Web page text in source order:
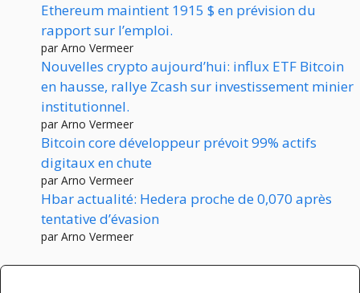
Ethereum maintient 1915 $ en prévision du
rapport sur l’emploi.
par Arno Vermeer
Nouvelles crypto aujourd’hui: influx ETF Bitcoin
en hausse, rallye Zcash sur investissement minier
institutionnel.
par Arno Vermeer
Bitcoin core développeur prévoit 99% actifs
digitaux en chute
par Arno Vermeer
Hbar actualité: Hedera proche de 0,070 après
tentative d’évasion
par Arno Vermeer